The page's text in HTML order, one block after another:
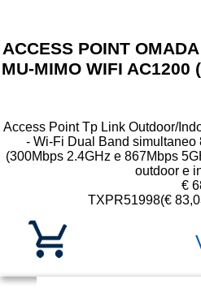
ACCESS POINT
MU-MIMO WIFI AC1200
Access Point Tp Link Outdoor/
- Wi-Fi Dual Band simultaneo
(300Mbps 2.4GHz e 867Mbps
outdoor e
TXPR51998
€
(€